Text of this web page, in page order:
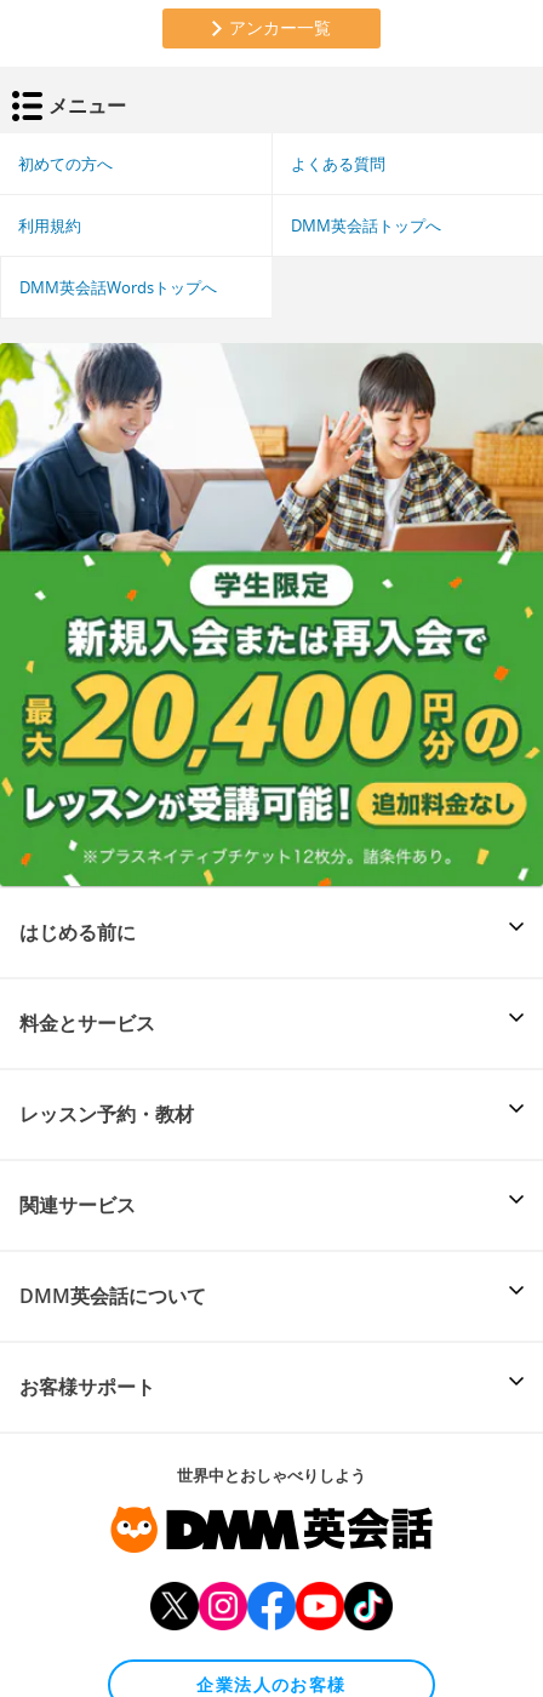
アンカー一覧
メニュー
初めての方へ よくある質問
利用規約 DMM英会話トップへ
DMM英会話Wordsトップへ
はじめる前に
料金とサービス
レッスン予約・教材
関連サービス
DMM英会話について
お客様サポート
世界中とおしゃべりしよう
企業法人のお客様